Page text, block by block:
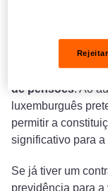
ano e por pessoa
O objetivo é claro:
de pensões. Ao
luxemburguês
permitir a
significativo para a
Se já tiver um
previdência para